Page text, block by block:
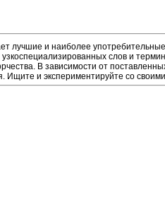
лучшие и наиболее
слов и
В зависимости от
и экспериментируйте со